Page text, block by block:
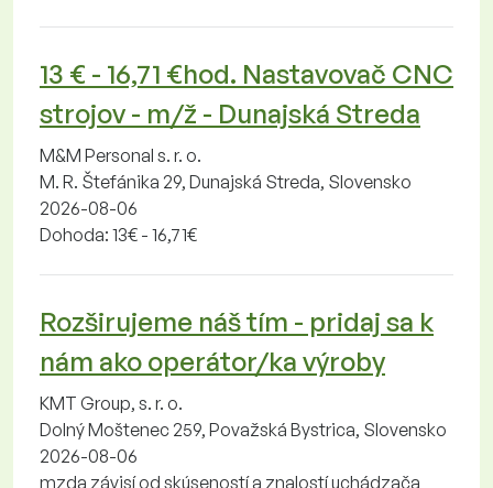
13 € - 16,71 €hod. Nastavovač CNC
strojov - m/ž - Dunajská Streda
M&M Personal s. r. o.
M. R. Štefánika 29, Dunajská Streda, Slovensko
2026-08-06
Dohoda: 13€ - 16,71€
Rozširujeme náš tím - pridaj sa k
nám ako operátor/ka výroby
KMT Group, s. r. o.
Dolný Moštenec 259, Považská Bystrica, Slovensko
2026-08-06
mzda závisí od skúseností a znalostí uchádzača